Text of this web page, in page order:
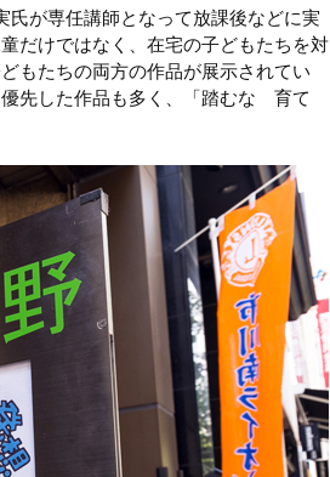
氏が専任講師となって放課後などに実
だけではなく、在宅の子どもたちを対
もたちの両方の作品が展示されてい
先した作品も多く、「踏むな 育て